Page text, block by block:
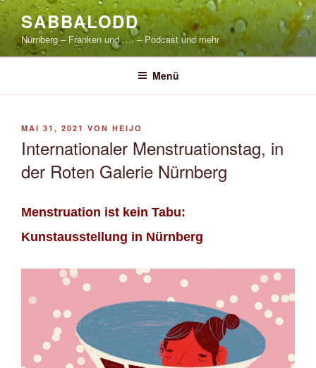
Zum
Inhalt
springen
SABBALODD
Nürnberg – Franken und …. – Podcast und mehr
Menü
VERÖFFENTLICHT
MAI 31, 2021 VON HEIJO
Internationaler Menstruationstag, in
der Roten Galerie Nürnberg
Menstruation ist kein Tabu:
Kunstausstellung in Nürnberg